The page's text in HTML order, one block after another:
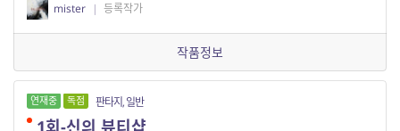
mister | 등록작가
작품정보
연재중 독점 판타지, 일반
1회-신의 뷰티샵